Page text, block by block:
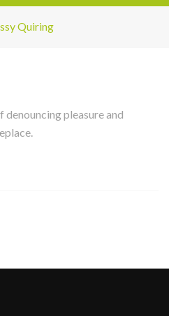
Quiring
pleasure and